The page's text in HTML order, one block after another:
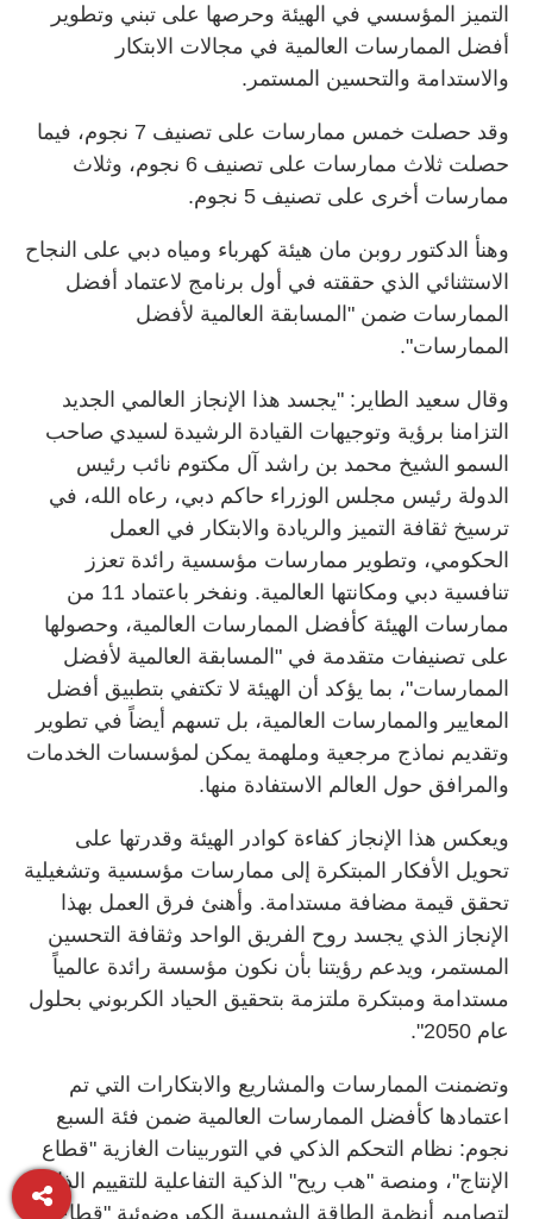
التميز المؤسسي في الهيئة وحرصها على تبني وتطوير
أفضل الممارسات العالمية في مجالات الابتكار
والاستدامة والتحسين المستمر.
وقد حصلت خمس ممارسات على تصنيف 7 نجوم، فيما
حصلت ثلاث ممارسات على تصنيف 6 نجوم، وثلاث
ممارسات أخرى على تصنيف 5 نجوم.
وهنأ الدكتور روبن مان هيئة كهرباء ومياه دبي على النجاح
الاستثنائي الذي حققته في أول برنامج لاعتماد أفضل
الممارسات ضمن "المسابقة العالمية لأفضل
الممارسات".
وقال سعيد الطاير: "يجسد هذا الإنجاز العالمي الجديد
التزامنا برؤية وتوجيهات القيادة الرشيدة لسيدي صاحب
السمو الشيخ محمد بن راشد آل مكتوم نائب رئيس
الدولة رئيس مجلس الوزراء حاكم دبي، رعاه الله، في
ترسيخ ثقافة التميز والريادة والابتكار في العمل
الحكومي، وتطوير ممارسات مؤسسية رائدة تعزز
تنافسية دبي ومكانتها العالمية. ونفخر باعتماد 11 من
ممارسات الهيئة كأفضل الممارسات العالمية، وحصولها
على تصنيفات متقدمة في "المسابقة العالمية لأفضل
الممارسات"، بما يؤكد أن الهيئة لا تكتفي بتطبيق أفضل
المعايير والممارسات العالمية، بل تسهم أيضاً في تطوير
وتقديم نماذج مرجعية وملهمة يمكن لمؤسسات الخدمات
والمرافق حول العالم الاستفادة منها.
ويعكس هذا الإنجاز كفاءة كوادر الهيئة وقدرتها على
تحويل الأفكار المبتكرة إلى ممارسات مؤسسية وتشغيلية
تحقق قيمة مضافة مستدامة. وأهنئ فرق العمل بهذا
الإنجاز الذي يجسد روح الفريق الواحد وثقافة التحسين
المستمر، ويدعم رؤيتنا بأن نكون مؤسسة رائدة عالمياً
مستدامة ومبتكرة ملتزمة بتحقيق الحياد الكربوني بحلول
عام 2050".
وتضمنت الممارسات والمشاريع والابتكارات التي تم
اعتمادها كأفضل الممارسات العالمية ضمن فئة السبع
نجوم: نظام التحكم الذكي في التوربينات الغازية "قطاع
الإنتاج"، ومنصة "هب ريح" الذكية التفاعلية للتقييم الذاتي
لتصاميم أنظمة الطاقة الشمسية الكهروضوئية "قطاع